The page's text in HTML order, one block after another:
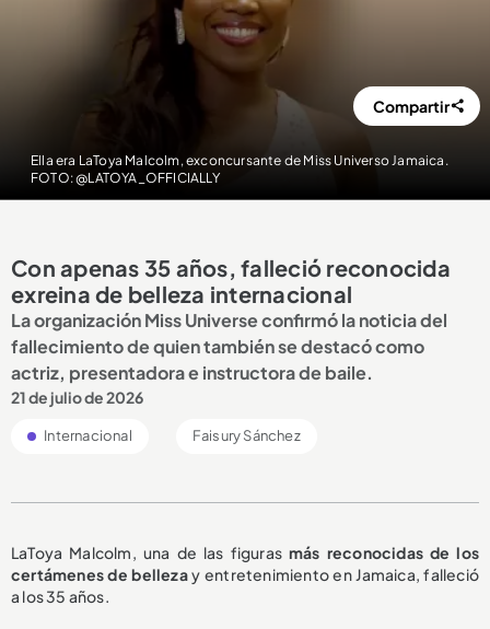
Ella era LaToya Malcolm, exconcursante de Miss Universo Jamaica.
FOTO: @LATOYA_OFFICIALLY
Compartir
Con apenas 35 años, falleció reconocida
exreina de belleza internacional
La organización Miss Universe confirmó la noticia del
fallecimiento de quien también se destacó como
actriz, presentadora e instructora de baile.
21 de julio de 2026
Internacional Faisury Sánchez
LaToya Malcolm, una de las figurasmás reconocidas de los
certámenes de bellezay entretenimiento en Jamaica, falleció
a los 35 años.